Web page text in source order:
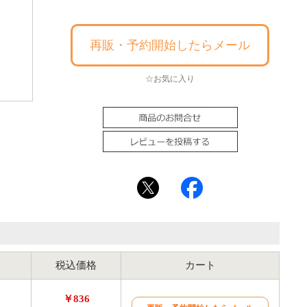
再販・予約開始したらメール
☆お気に入り
税込価格 カート
￥836